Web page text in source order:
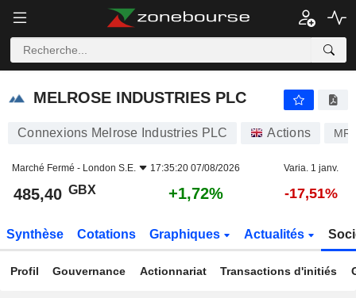
MELROSE INDUSTRIES PLC
MELROSE INDUSTRIES PLC
Connexions Melrose Industries PLC Actions
Marché Fermé - London S.E. 17:35:20 07/08/2026 Varia. 1 janv.
485,40 GBX +1,72% -17,51%
Synthèse Cotations Graphiques Actualités
Profil Gouvernance Actionnariat Transactions d'initiés